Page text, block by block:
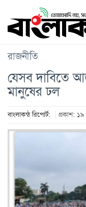
রাজনীতি
যেসব দাবিতে
মানুষের ঢল
বাংলাকন্ঠ রিপোর্ট: প্রকাশ: